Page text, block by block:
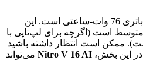
دارای یک باتری 76 وات-ساعتی است. این
متوسط است (اگرچه برای لپ‌تاپی با
معمول است). ممکن است انتظار داشته باشید
این بخش، Nitro V 16 AI می‌تواند